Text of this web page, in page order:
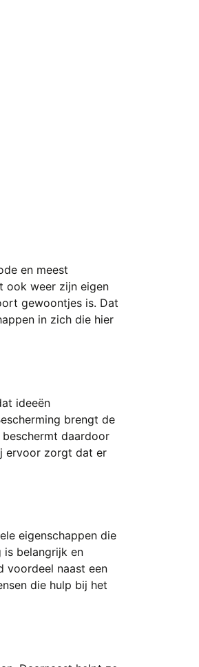
en meest
ook weer zijn eigen
gewoontjes is. Dat
in zich die hier
ideeën
brengt de
daardoor
ervoor zorgt dat er
eigenschappen die
is belangrijk en
voordeel naast een
die hulp bij het